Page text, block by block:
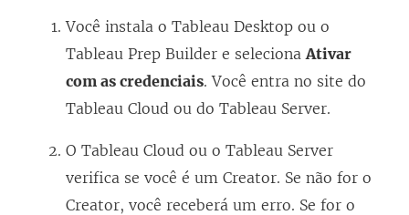
e
l
a
)
Você instala o Tableau Desktop ou o
Tableau Prep Builder e seleciona Ativar
com as credenciais. Você entra no site do
Tableau Cloud ou do Tableau Server.
O Tableau Cloud ou o Tableau Server
verifica se você é um Creator. Se não for o
Creator, você receberá um erro. Se for o